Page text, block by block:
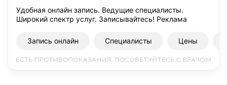
Удобная онлайн запись. Ведущие специалисты.
Широкий спектр услуг. Записывайтесь! Реклама
Запись онлайн Специалисты Цены